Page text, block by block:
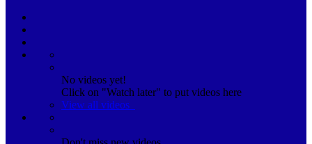
No videos yet!
Click on "Watch later" to put videos here
View all videos